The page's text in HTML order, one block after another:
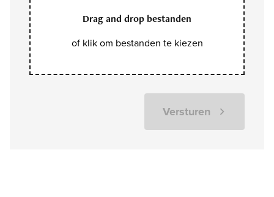
Drag and drop bestanden
of klik om bestanden te kiezen
Versturen